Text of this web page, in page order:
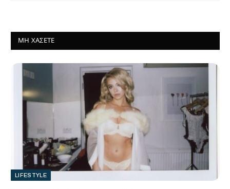
ΜΗ ΧΆΣΕΤΕ
LIFESTYLE